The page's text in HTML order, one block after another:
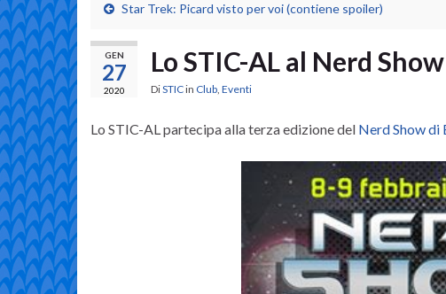
Star Trek: Picard visto per voi (contiene spoiler)
GEN
27
2020
Lo STIC-AL al Nerd
DiSTICin Club, Eventi
Lo STIC-AL partecipa alla terza edizione del Nerd Show di